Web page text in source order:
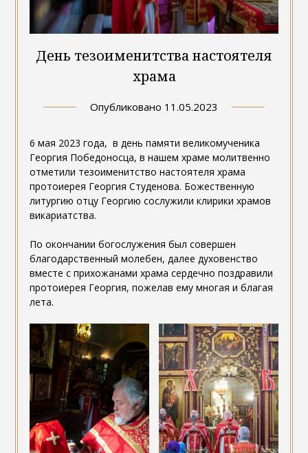
День тезоименитства настоятеля
храма
Опубликовано 11.05.2023
6 мая 2023 года, в день памяти великомученика
Георгия Победоносца, в нашем храме молитвенно
отметили тезоименитство настоятеля храма
протоиерея Георгия Студенова. Божественную
литургию отцу Георгию сослужили клирики храмов
викариатства.
По окончании богослужения был совершен
благодарственный молебен, далее духовенство
вместе с прихожанами храма сердечно поздравили
протоиерея Георгия, пожелав ему многая и благая
лета.